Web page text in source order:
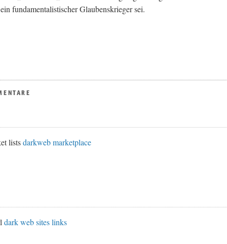
fundamentalistischer Glaubenskrieger sei.
listsdarkweb marketplace
dark web sites links